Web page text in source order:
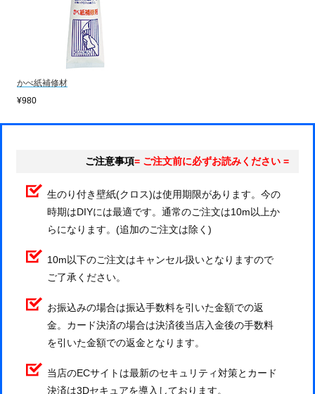
かべ紙補修材
¥980
ご注意事項= ご注文前に必ずお読みください =
生のり付き壁紙(クロス)は使用期限があります。今の
時期はDIYには最適です。通常のご注文は10m以上か
らになります。(追加のご注文は除く)
10m以下のご注文はキャンセル扱いとなりますので
ご了承ください。
お振込みの場合は振込手数料を引いた金額での返
金。カード決済の場合は決済後当店入金後の手数料
を引いた金額での返金となります。
当店のECサイトは最新のセキュリティ対策とカード
決済は3Dセキュアを導入しております。